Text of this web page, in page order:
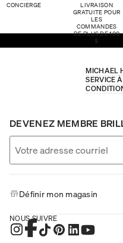
CONCIERGE
LIVRAISON
GRATUITE POUR
LES
COMMANDES
DE PLUS DE 100
$
MICHAEL
SERVICE
DEVENEZ MEMBRE
Définir mon magasin
NOUS SUIVRE